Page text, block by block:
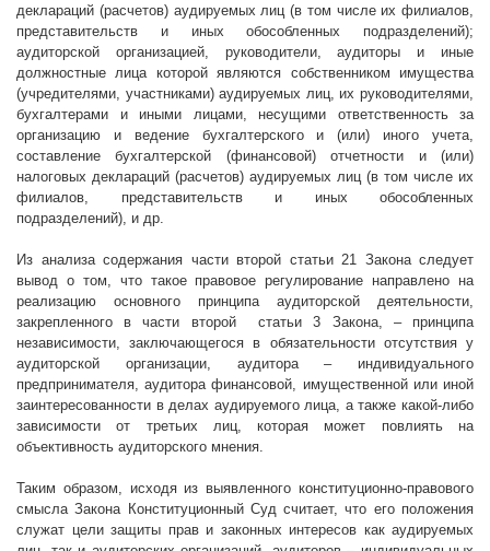
деклараций (расчетов) аудируемых лиц (в том числе их филиалов,
представительств и иных обособленных подразделений);
аудиторской организацией, руководители, аудиторы и иные
должностные лица которой являются собственником имущества
(учредителями, участниками) аудируемых лиц, их руководителями,
бухгалтерами и иными лицами, несущими ответственность за
организацию и ведение бухгалтерского и (или) иного учета,
составление бухгалтерской (финансовой) отчетности и (или)
налоговых деклараций (расчетов) аудируемых лиц (в том числе их
филиалов, представительств и иных обособленных
подразделений), и др.
Из анализа содержания части второй статьи 21 Закона следует
вывод о том, что такое правовое регулирование направлено на
реализацию основного принципа аудиторской деятельности,
закрепленного в части второй
статьи 3 Закона, – принципа
независимости, заключающегося в обязательности отсутствия у
аудиторской организации, аудитора – индивидуального
предпринимателя, аудитора финансовой, имущественной или иной
заинтересованности в делах аудируемого лица, а также какой-либо
зависимости от третьих лиц, которая может повлиять на
объективность аудиторского мнения.
Таким образом, исходя из выявленного конституционно-правового
смысла Закона Конституционный Суд считает, что его положения
служат цели защиты прав и законных интересов как аудируемых